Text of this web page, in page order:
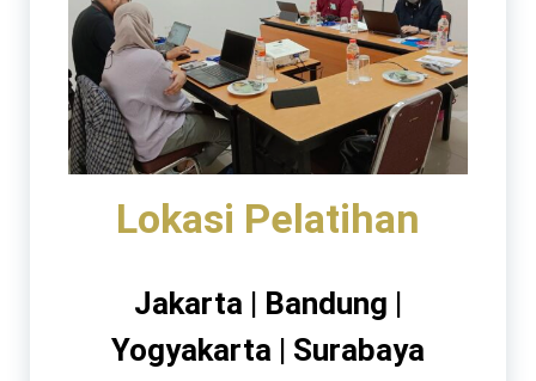
Lokasi Pelatihan
Jakarta | Bandung |
Yogyakarta | Surabaya